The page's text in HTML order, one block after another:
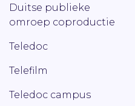
Duitse publieke
omroep coproductie
Teledoc
Telefilm
Teledoc campus